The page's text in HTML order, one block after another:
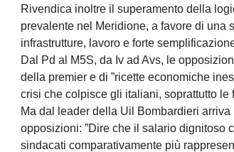
Rivendica inoltre il superamento della
prevalente nel Meridione, a favore di una
infrastrutture, lavoro e forte
Dal Pd al M5S, da Iv ad Avs, le
della premier e di ”ricette economiche
crisi che colpisce gli italiani, soprattutto le
Ma dal leader della Uil Bombardieri
opposizioni: ”Dire che il salario dignitoso
sindacati comparativamente più